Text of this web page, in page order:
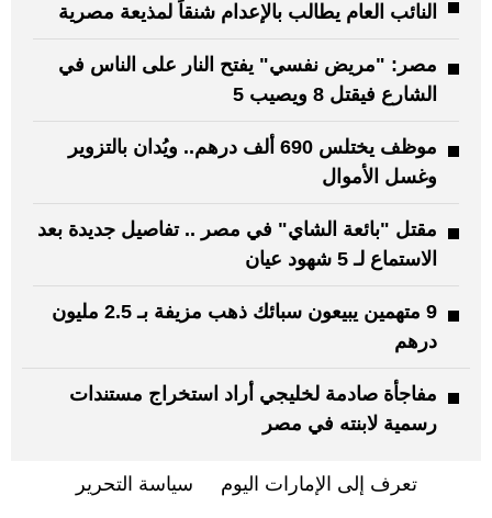
النائب العام يطالب بالإعدام شنقاً لمذيعة مصرية
مصر: "مريض نفسي" يفتح النار على الناس في
الشارع فيقتل 8 ويصيب 5
موظف يختلس 690 ألف درهم.. ويُدان بالتزوير
وغسل الأموال
مقتل "بائعة الشاي" في مصر .. تفاصيل جديدة بعد
الاستماع لـ 5 شهود عيان
9 متهمين يبيعون سبائك ذهب مزيفة بـ 2.5 مليون
درهم
مفاجأة صادمة لخليجي أراد استخراج مستندات
رسمية لابنته في مصر
تعرف إلى الإمارات اليوم سياسة التحرير